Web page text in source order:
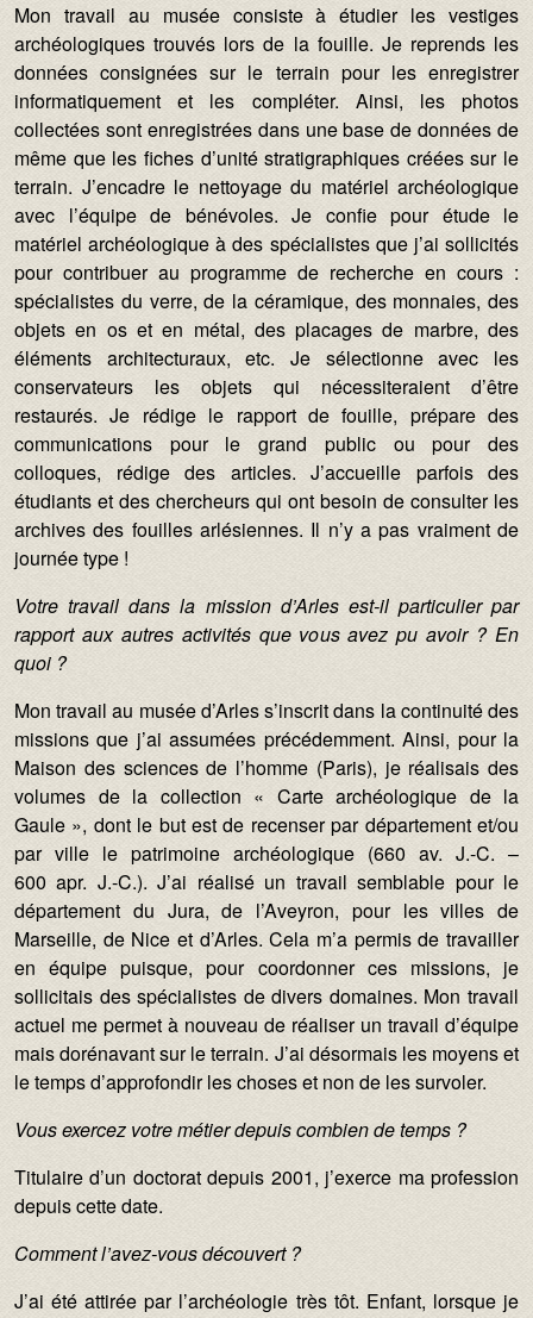
Mon travail au musée consiste à étudier les vestiges
archéologiques trouvés lors de la fouille. Je reprends les
données consignées sur le terrain pour les enregistrer
informatiquement et les compléter. Ainsi, les photos
collectées sont enregistrées dans une base de données de
même que les fiches d’unité stratigraphiques créées sur le
terrain. J’encadre le nettoyage du matériel archéologique
avec l’équipe de bénévoles. Je confie pour étude le
matériel archéologique à des spécialistes que j’ai sollicités
pour contribuer au programme de recherche en cours :
spécialistes du verre, de la céramique, des monnaies, des
objets en os et en métal, des placages de marbre, des
éléments architecturaux, etc. Je sélectionne avec les
conservateurs les objets qui nécessiteraient d’être
restaurés. Je rédige le rapport de fouille, prépare des
communications pour le grand public ou pour des
colloques, rédige des articles. J’accueille parfois des
étudiants et des chercheurs qui ont besoin de consulter les
archives des fouilles arlésiennes. Il n’y a pas vraiment de
journée type !
Votre travail dans la mission d’Arles est-il particulier par
rapport aux autres activités que vous avez pu avoir ? En
quoi ?
Mon travail au musée d’Arles s’inscrit dans la continuité des
missions que j’ai assumées précédemment. Ainsi, pour la
Maison des sciences de l’homme (Paris), je réalisais des
volumes de la collection « Carte archéologique de la
Gaule », dont le but est de recenser par département et/ou
par ville le patrimoine archéologique (660 av. J.-C. –
600 apr. J.-C.). J’ai réalisé un travail semblable pour le
département du Jura, de l’Aveyron, pour les villes de
Marseille, de Nice et d’Arles. Cela m’a permis de travailler
en équipe puisque, pour coordonner ces missions, je
sollicitais des spécialistes de divers domaines. Mon travail
actuel me permet à nouveau de réaliser un travail d’équipe
mais dorénavant sur le terrain. J’ai désormais les moyens et
le temps d’approfondir les choses et non de les survoler.
Vous exercez votre métier depuis combien de temps ?
Titulaire d’un doctorat depuis 2001, j’exerce ma profession
depuis cette date.
Comment l’avez-vous découvert ?
J’ai été attirée par l’archéologie très tôt. Enfant, lorsque je